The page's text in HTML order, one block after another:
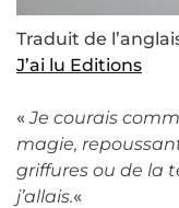
Traduit de
J’ai lu Editions
«Je courais
magie,
griffures ou de la
j’allais.«